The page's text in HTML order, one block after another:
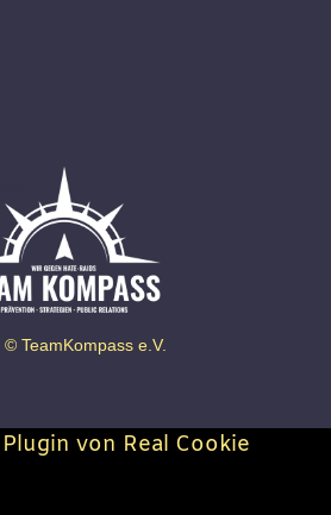
© TeamKompass e.V.
von Real Cookie